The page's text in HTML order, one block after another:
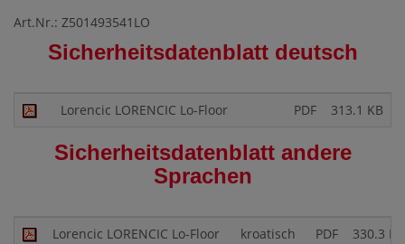
Art.Nr.: Z501493541LO
Sicherheitsdatenblatt deutsch
Lorencic LORENCIC Lo-Floor PDF 313.1 KB
Sicherheitsdatenblatt andere
Sprachen
Lorencic LORENCIC Lo-Floor kroatisch PDF
330.3 KB